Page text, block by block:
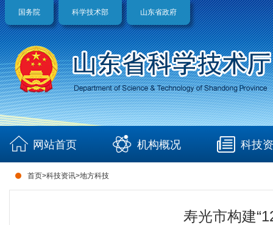
国务院 科学技术部 山东省政府
网站首页 机构概况 科技
首页>科技资讯>地方科技
寿光市构建